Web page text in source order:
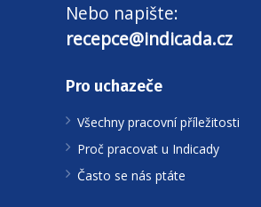
Nebo napište:
recepce@indicada.cz
Pro uchazeče
Všechny pracovní příležitosti
Proč pracovat u Indicady
Často se nás ptáte